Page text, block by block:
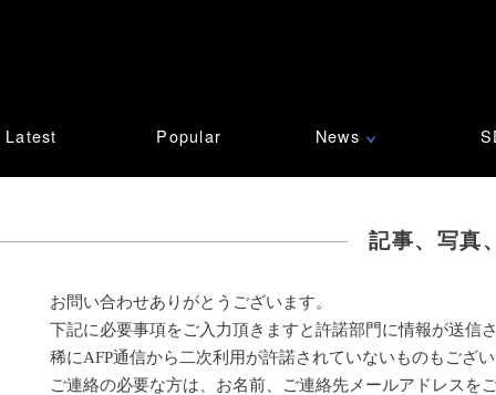
Latest Popular News ∨
記事、写真
お問い合わせありがとうございます。
下記に必要事項をご入力頂きますと許諾部門に情報が送信
稀にAFP通信から二次利用が許諾されていないものもござ
ご連絡の必要な方は、お名前、ご連絡先メールアドレスを